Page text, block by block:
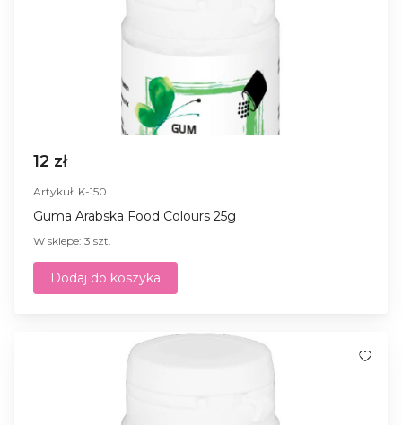
12 zł
Artykuł: K-150
Guma Arabska Food Colours 25g
W sklepe: 3 szt.
Dodaj do koszyka